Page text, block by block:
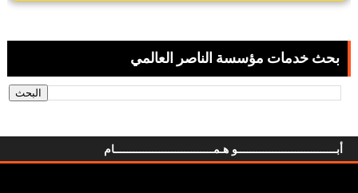
بحث خدمات مؤسسة الناصر العالمي
أبـــــــــــــــــــــــــــــــو هـمـــــــــــــــــــــــــــــــام